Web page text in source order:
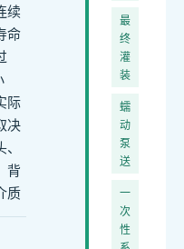
续
命
际
决
背
质
最
终
灌
装
蠕
动
泵
送
一
次
性